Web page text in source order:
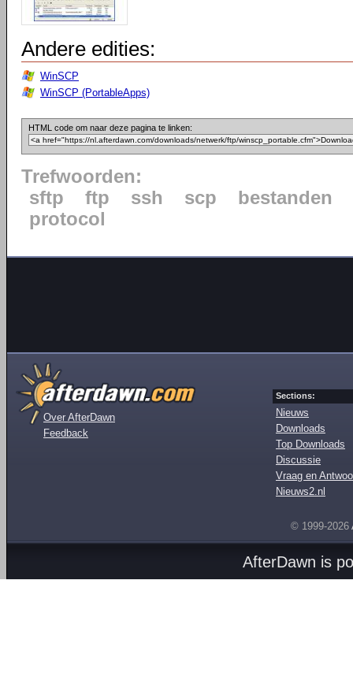
Andere edities:
WinSCP
WinSCP (PortableApps)
HTML code om naar deze pagina te linken:
Trefwoorden:
sftp
ftp ssh scp
bestanden
protocol
Over AfterDawn
Feedback
Sections:
Nieuws
Downloads
Top Downloads
Discussie
Vraag en
Nieuws2.nl
© 1999-2026
AfterDawn is